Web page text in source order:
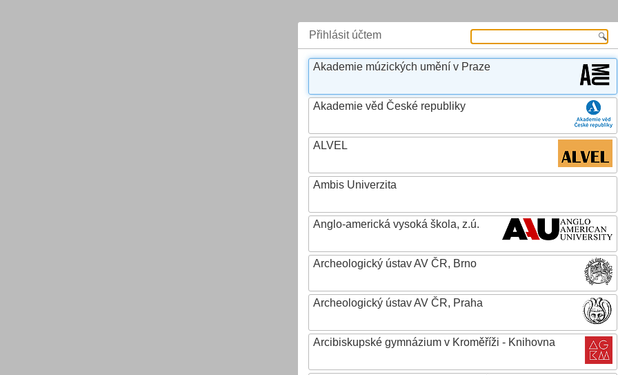
Přihlásit účtem
Akademie múzických umění v Praze
Akademie věd České republiky
ALVEL
Ambis Univerzita
Anglo-americká vysoká škola, z.ú.
Archeologický ústav AV ČR, Brno
Archeologický ústav AV ČR, Praha
Arcibiskupské gymnázium v Kroměříži - Knihovna